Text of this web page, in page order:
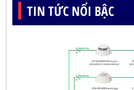
ĐẦU BÁO LỬA UV-IR
Mã sản
TIN TỨC NỔI BẬC